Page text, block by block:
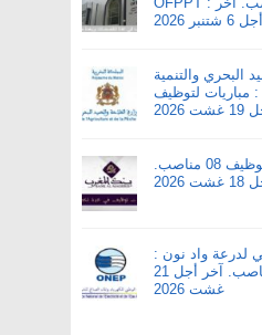
أجل 6 شتنبر 2026
البحري والتنمية
: مباريات لتوظيف
بنك المغرب : مباريات لتوظيف 08 مناصب.
لدرعة واد نون :
مباريات لتوظيف 06 مناصب. آخر أجل 21
غشت 2026